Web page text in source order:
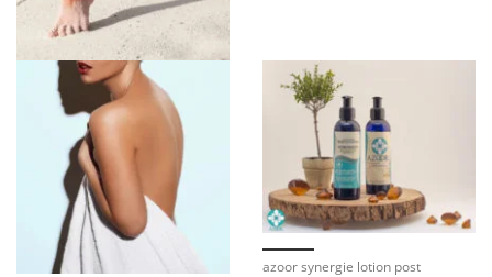
azoor synergie lotion post